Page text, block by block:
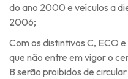
do ano 2000 e veículos a
2006;
Com os distintivos C, ECO
que não entre em vigor o
B serão proibidos de